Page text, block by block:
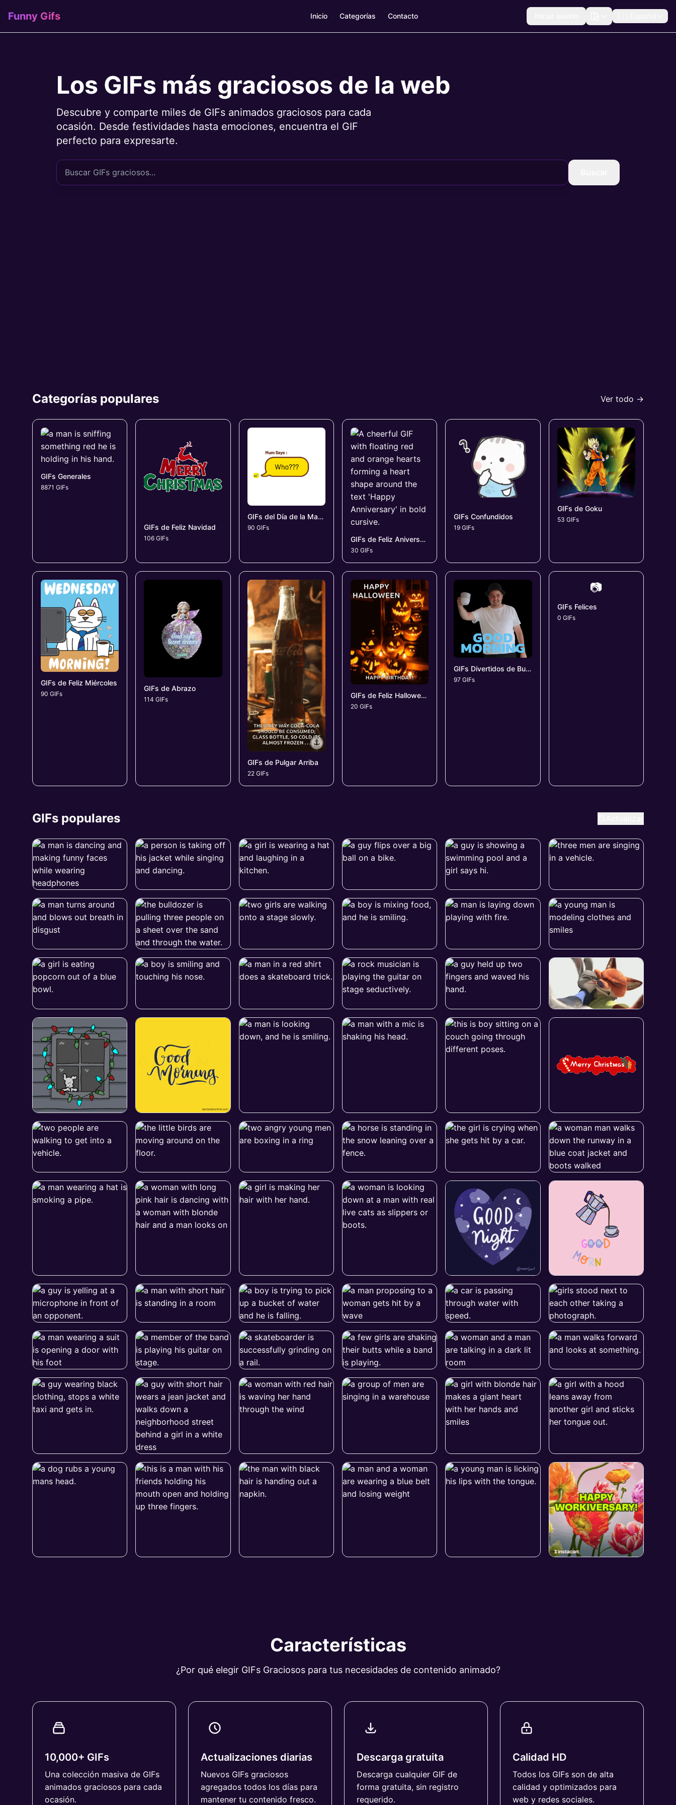
Funny Gifs Inicio Categorías Contacto
Los GIFs más graciosos de la web
Descubre y comparte miles de GIFs animados graciosos para cada
ocasión. Desde festividades hasta emociones, encuentra el GIF
perfecto para expresarte.
Categorías populares Ver todo →
GIFs Generales
8871 GIFs
GIFs de Feliz Navidad
106 GIFs
GIFs del Día de la Madre
90 GIFs
GIFs de Feliz Aniversario
30 GIFs
GIFs Confundidos
19 GIFs
GIFs de Goku
53 GIFs
GIFs de Feliz Miércoles
90 GIFs
GIFs de Abrazo
114 GIFs
GIFs de Pulgar Arriba
22 GIFs
GIFs de Feliz Halloween
20 GIFs
GIFs Divertidos de Buenos Días
97 GIFs
📷
GIFs Felices
0 GIFs
GIFs populares
Características
¿Por qué elegir GIFs Graciosos para tus necesidades de contenido animado?
10,000+ GIFs
Una colección masiva de GIFs
animados graciosos para cada
ocasión.
Actualizaciones diarias
Nuevos GIFs graciosos
agregados todos los días para
mantener tu contenido fresco.
Descarga gratuita
Descarga cualquier GIF de
forma gratuita, sin registro
requerido.
Calidad HD
Todos los GIFs son de alta
calidad y optimizados para
web y redes sociales.